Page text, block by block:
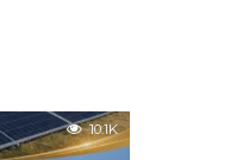
10.1K